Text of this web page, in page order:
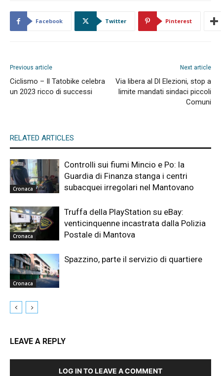
Facebook Twitter Pinterest
Previous article
Ciclismo – Il Tatobike celebra
un 2023 ricco di successi
Next article
Via libera al Dl Elezioni, stop a
limite mandati sindaci piccoli
Comuni
RELATED ARTICLES
Cronaca
Controlli sui fiumi Mincio e Po: la
Guardia di Finanza stanga i centri
subacquei irregolari nel Mantovano
Cronaca
Truffa della PlayStation su eBay:
venticinquenne incastrata dalla Polizia
Postale di Mantova
Cronaca
Spazzino, parte il servizio di quartiere
LEAVE A REPLY
LOG IN TO LEAVE A COMMENT